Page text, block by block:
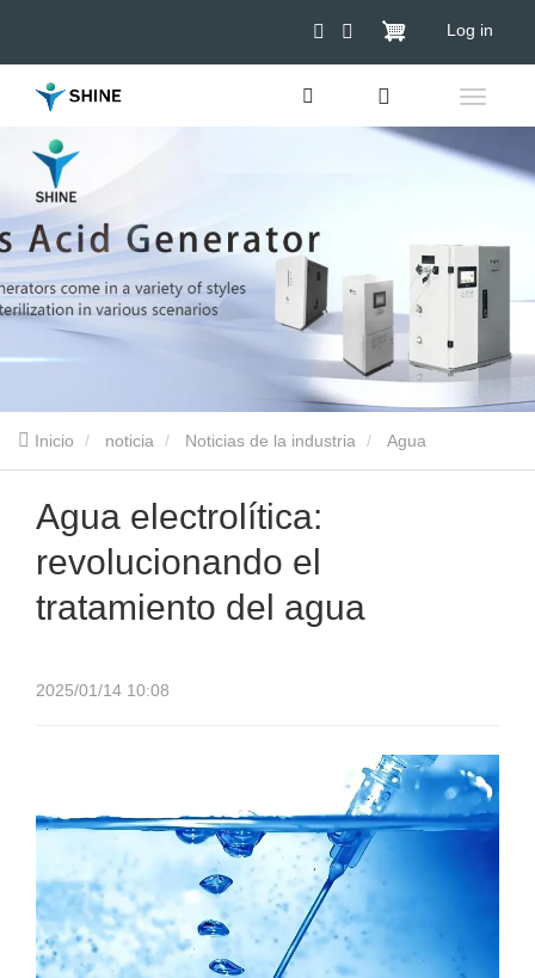
Log in
Inicio noticia Noticias de la industria
electrolítica: revolucionando el tratamiento del agua
Agua electrolítica:
revolucionando el
tratamiento del agua
2025/01/14 10:08